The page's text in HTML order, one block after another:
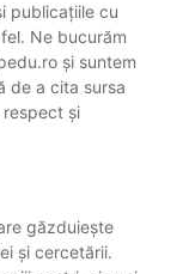
publicațiile cu
Ne bucurăm
și suntem
de a cita sursa
și
găzduiește
și cercetării.